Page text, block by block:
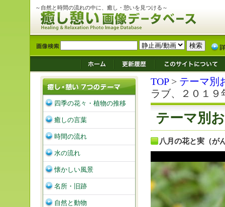
～自然と時間の流れの中に、癒し・憩いを見つける～
TOP> テーマ別
ラブ、２０１
テーマ別
八月の花と実（
四季の花々・植物の推移
癒しの言葉
時間の流れ
水の流れ
懐かしい風景
名所・旧跡
自然と動物